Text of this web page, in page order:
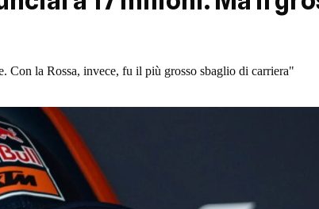
Con la Rossa, invece, fu il più grosso sbaglio di carriera"